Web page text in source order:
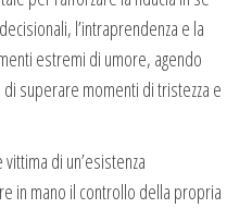
l’intraprendenza e la
estremi di umore, agendo
superare momenti di tristezza e
di un’esistenza
in mano il controllo della propria